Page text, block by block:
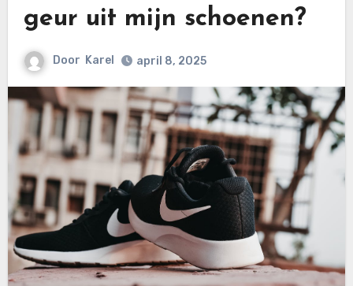
geur uit mijn schoenen?
Door Karel april 8, 2025